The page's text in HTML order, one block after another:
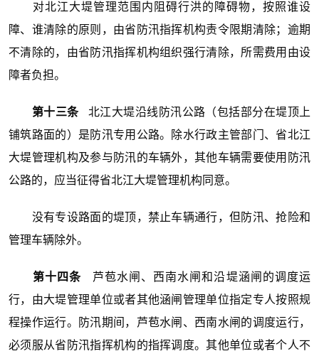
对北江大堤管理范围内阻碍行洪的障碍物，按照谁设
障、谁清除的原则，由省防汛指挥机构责令限期清除；逾期
不清除的，由省防汛指挥机构组织强行清除，所需费用由设
障者负担。
第十三条 北江大堤沿线防汛公路（包括部分在堤顶上
铺筑路面的）是防汛专用公路。除水行政主管部门、省北江
大堤管理机构及参与防汛的车辆外，其他车辆需要使用防汛
公路的，应当征得省北江大堤管理机构同意。
没有专设路面的堤顶，禁止车辆通行，但防汛、抢险和
管理车辆除外。
第十四条 芦苞水闸、西南水闸和沿堤涵闸的调度运
行，由大堤管理单位或者其他涵闸管理单位指定专人按照规
程操作运行。防汛期间，芦苞水闸、西南水闸的调度运行，
必须服从省防汛指挥机构的指挥调度。其他单位或者个人不